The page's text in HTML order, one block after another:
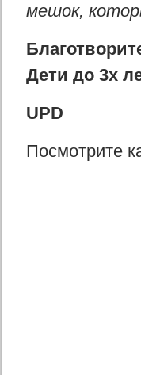
мешок,
Дети до 3х
UPD
Посмотрите